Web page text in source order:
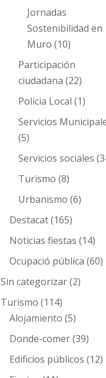
Jornadas
Sostenibilidad en
Muro (10)
Participación
ciudadana (22)
Policia Local (1)
Servicios
(5)
Servicios sociales
Turismo (8)
Urbanismo (6)
Destacat(165)
Noticias fiestas (14)
Ocupació pública (60)
Sin categorizar(2)
Turismo (114)
Alojamiento (5)
Donde-comer(39)
Edificios públicos (12)